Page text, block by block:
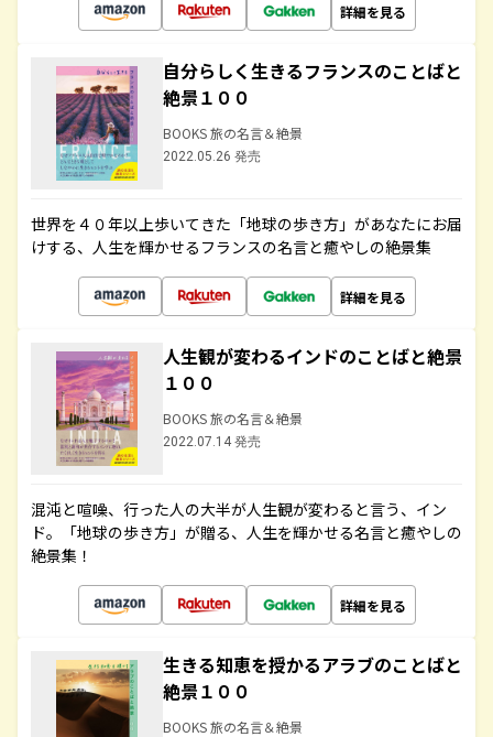
詳細を見る
自分らしく生きるフランスのことばと
絶景１００
BOOKS 旅の名言＆絶景
2022.05.26 発売
世界を４０年以上歩いてきた「地球の歩き方」があなたにお届
けする、人生を輝かせるフランスの名言と癒やしの絶景集
詳細を見る
人生観が変わるインドのことばと絶景
１００
BOOKS 旅の名言＆絶景
2022.07.14 発売
混沌と喧噪、行った人の大半が人生観が変わると言う、イン
ド。「地球の歩き方」が贈る、人生を輝かせる名言と癒やしの
絶景集！
詳細を見る
生きる知恵を授かるアラブのことばと
絶景１００
BOOKS 旅の名言＆絶景